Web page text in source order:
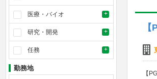
【
医療・バイオ
研究・開発
任務
勤務地